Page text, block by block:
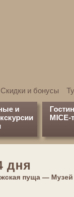
Скидки и бонусы
и
MICE-
дня
пуща — Музей